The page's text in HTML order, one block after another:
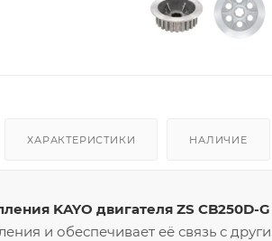
ХАРАКТЕРИСТИКИ НАЛИЧИЕ
KAYO двигателя ZS
и обеспечивает её связь с